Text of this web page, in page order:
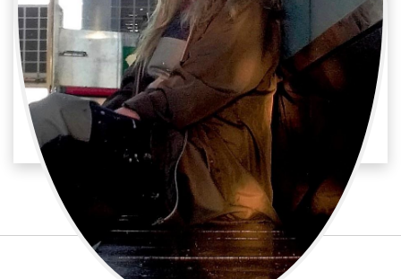
Irma Peña
Cine / Arte
Pintora de plató